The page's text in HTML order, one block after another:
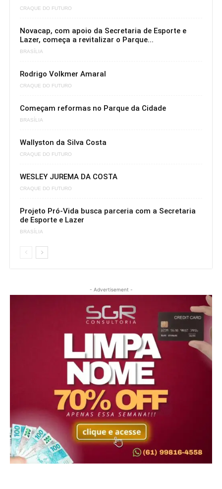
CRAQUE DO FUTURO
Novacap, com apoio da Secretaria de Esporte e
Lazer, começa a revitalizar o Parque...
BRASÍLIA
Rodrigo Volkmer Amaral
CRAQUE DO FUTURO
Começam reformas no Parque da Cidade
BRASÍLIA
Wallyston da Silva Costa
CRAQUE DO FUTURO
WESLEY JUREMA DA COSTA
CRAQUE DO FUTURO
Projeto Pró-Vida busca parceria com a Secretaria
de Esporte e Lazer
BRASÍLIA
- Advertisement -